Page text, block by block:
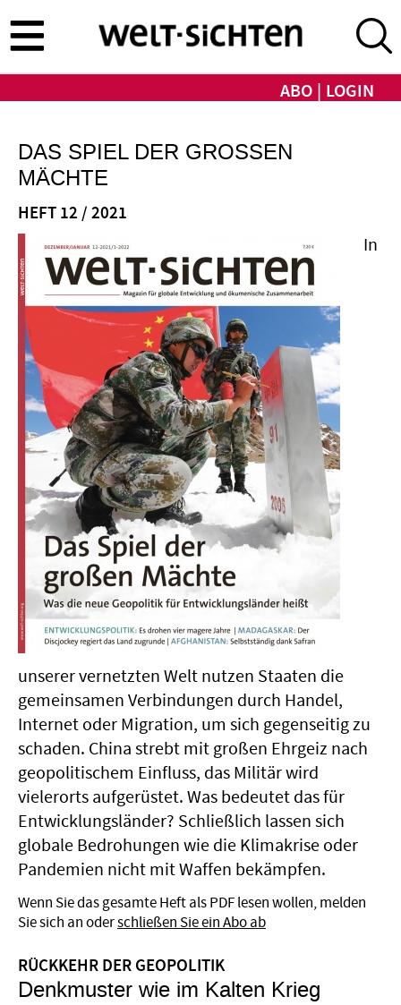
zum
Inhalt
ABO LOGIN
DAS SPIEL DER GROSSEN M
ÄCHTE
HEFT 12 / 2021
In
unserer vernetzten Welt nutzen Staaten die
gemeinsamen Verbindungen durch Handel,
Internet oder Migration, um sich gegenseitig zu
schaden. China strebt mit großen Ehrgeiz nach
geopolitischem Einfluss, das Militär wird
vielerorts aufgerüstet. Was bedeutet das für
Entwicklungsländer? Schließlich lassen sich
globale Bedrohungen wie die Klimakrise oder
Pandemien nicht mit Waffen bekämpfen.
Wenn Sie das gesamte Heft als PDF lesen wollen, melden
Sie sich an oderschließen Sie ein Abo ab
RÜCKKEHR DER GEOPOLITIK
Denkmuster wie im Kalten Krieg